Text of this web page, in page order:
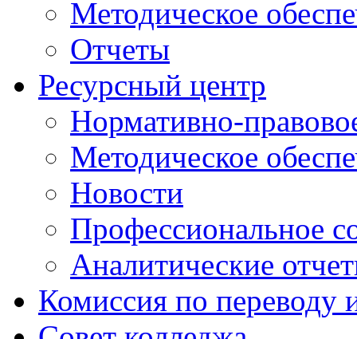
Методическое
Отчеты
Ресурсный центр
Нормативно-
Методическое
Новости
Профессиональное
Аналитические
Комиссия по переводу